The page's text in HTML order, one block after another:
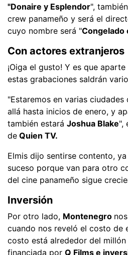
"Donaire y Esplendor",
crew panameño y será el
cuyo nombre será "Congelado
Con actores extranjeros
¡Oiga el gusto! Y es que
estas grabaciones saldrán
"Estaremos en varias ciudades
allá hasta inicios de enero, y
también estará Joshua Blake",
de Quien TV.
Elmis dijo sentirse contento,
suceso porque van para otro
del cine panameño sigue
Inversión
Por otro lado, Montenegro
cuando nos reveló el costo de
costo está alrededor del
financiada por Q Films e